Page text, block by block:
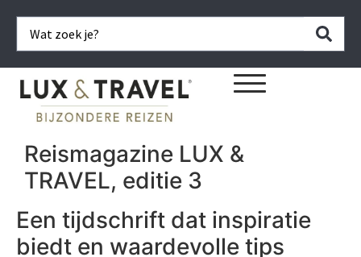
Reismagazine LUX &
TRAVEL, editie 3
Een tijdschrift dat inspiratie
biedt en waardevolle tips